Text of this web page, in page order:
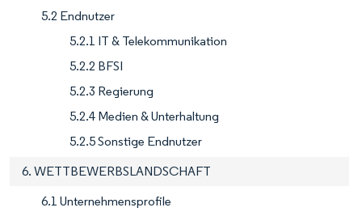
5.2 Endnutzer
5.2.1 IT & Telekommunikation
5.2.2 BFSI
5.2.3 Regierung
5.2.4 Medien & Unterhaltung
5.2.5 Sonstige Endnutzer
6. WETTBEWERBSLANDSCHAFT
6.1 Unternehmensprofile